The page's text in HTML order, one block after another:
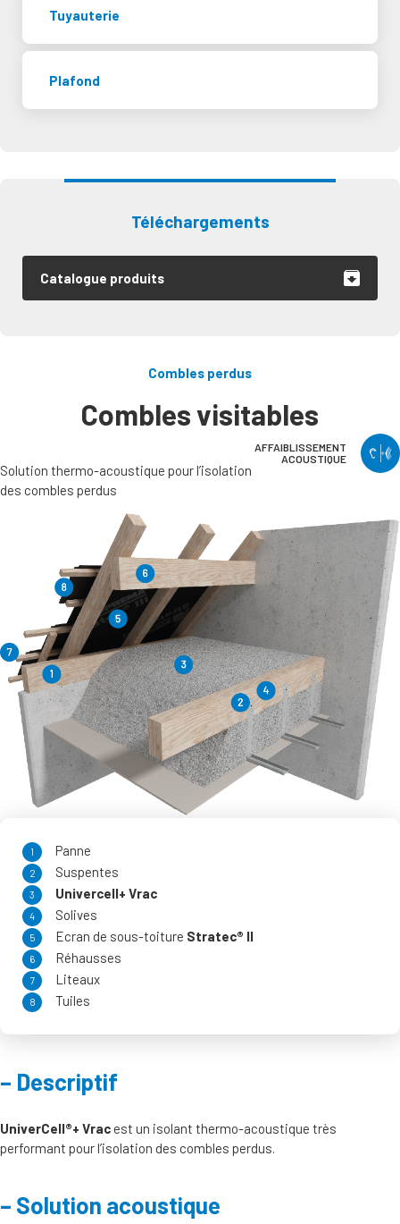
Tuyauterie
Plafond
Téléchargements
Catalogue produits
Combles perdus
Combles visitables
AFFAIBLISSEMENT
ACOUSTIQUE
Solution thermo-acoustique pour l’isolation
des combles perdus
Panne
Suspentes
Univercell+ Vrac
Solives
Ecran de sous-toiture Stratec® II
Réhausses
Liteaux
Tuiles
Descriptif
UniverCell®+ Vracest un isolant thermo-acoustique très
performant pour l’isolation des combles perdus.
Solution acoustique